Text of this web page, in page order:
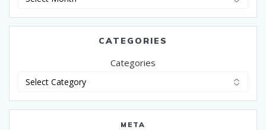
CATEGORIES
Categories
META